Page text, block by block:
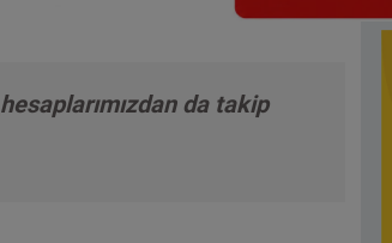
hesaplarımızdan da takip